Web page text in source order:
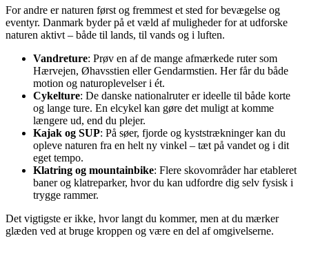
For andre er naturen først og fremmest et sted for bevægelse og
eventyr. Danmark byder på et væld af muligheder for at udforske
naturen aktivt – både til lands, til vands og i luften.
Vandreture: Prøv en af de mange afmærkede ruter som
Hærvejen, Øhavsstien eller Gendarmstien. Her får du både
motion og naturoplevelser i ét.
Cykelture: De danske nationalruter er ideelle til både korte
og lange ture. En elcykel kan gøre det muligt at komme
længere ud, end du plejer.
Kajak og SUP: På søer, fjorde og kyststrækninger kan du
opleve naturen fra en helt ny vinkel – tæt på vandet og i dit
eget tempo.
Klatring og mountainbike: Flere skovområder har etableret
baner og klatreparker, hvor du kan udfordre dig selv fysisk i
trygge rammer.
Det vigtigste er ikke, hvor langt du kommer, men at du mærker
glæden ved at bruge kroppen og være en del af omgivelserne.